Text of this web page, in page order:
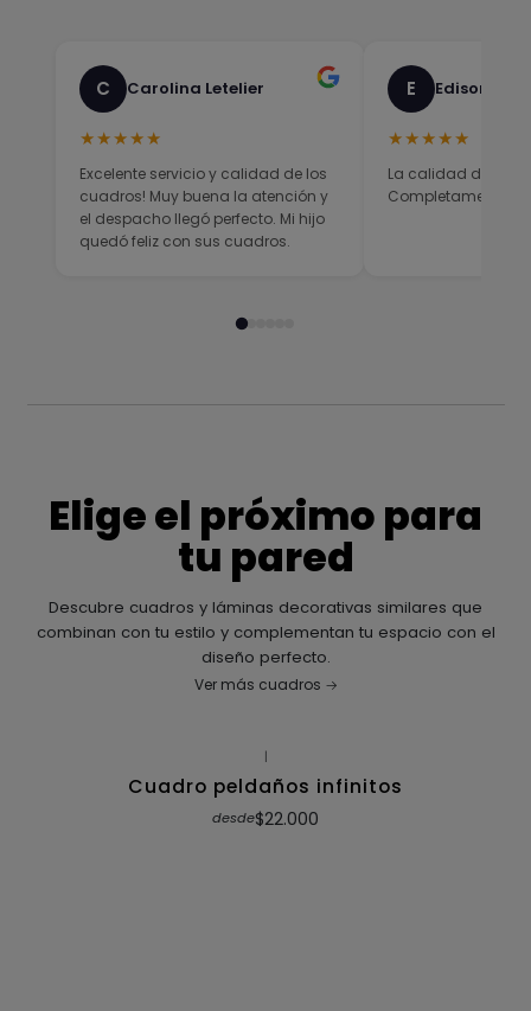
C Carolina Letelier
★★★★★
Excelente servicio y calidad de los
cuadros! Muy buena la atención y
el despacho llegó perfecto. Mi hijo
quedó feliz con sus cuadros.
E Edison
★★★★★
La calidad del
Completamente
Elige el próximo para
tu pared
Descubre cuadros y láminas decorativas similares que
combinan con tu estilo y complementan tu espacio con el
diseño perfecto.
Ver más cuadros
|
Cuadro peldaños infinitos
desde$22.000